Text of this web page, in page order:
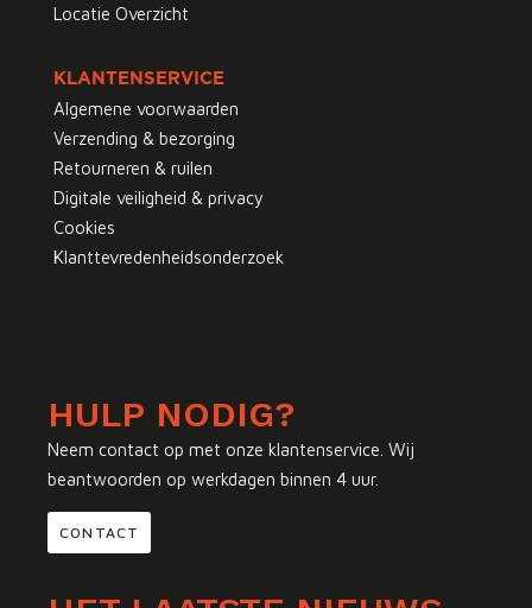
Locatie Overzicht
KLANTENSERVICE
Algemene voorwaarden
Verzending & bezorging
Retourneren & ruilen
Digitale veiligheid & privacy
Cookies
Klanttevredenheidsonderzoek
HULP NODIG?
Neem contact op met onze klantenservice. Wij
beantwoorden op werkdagen binnen 4 uur.
CONTACT